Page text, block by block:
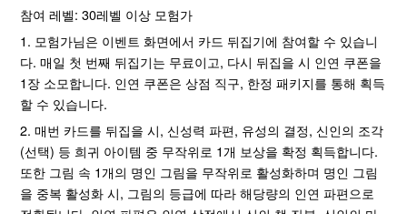
참여 레벨: 30레벨 이상 모험가
1. 모험가님은 이벤트 화면에서 카드 뒤집기에 참여할 수 있습니
다. 매일 첫 번째 뒤집기는 무료이고, 다시 뒤집을 시 인연 쿠폰을
1장 소모합니다. 인연 쿠폰은 상점 직구, 한정 패키지를 통해 획득
할 수 있습니다.
2. 매번 카드를 뒤집을 시, 신성력 파편, 유성의 결정, 신인의 조각
(선택) 등 희귀 아이템 중 무작위로 1개 보상을 확정 획득합니다.
또한 그림 속 1개의 명인 그림을 무작위로 활성화하며 명인 그림
을 중복 활성화 시, 그림의 등급에 따라 해당량의 인연 파편으로